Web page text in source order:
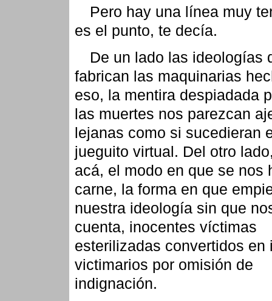
Pero hay una línea muy
es el punto, te decía.
De un lado las ideologías
fabrican las maquinarias
eso, la mentira despiadada
las muertes nos parezcan
lejanas como si sucedieran
jueguito virtual. Del otro
acá, el modo en que se nos
carne, la forma en que
nuestra ideología sin que
cuenta, inocentes víctimas
esterilizadas convertidos en
victimarios por omisión de
indignación.